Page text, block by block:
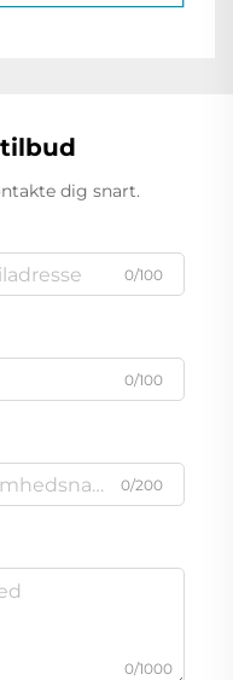
dig snart.
0/100
0/100
0/200
0/1000